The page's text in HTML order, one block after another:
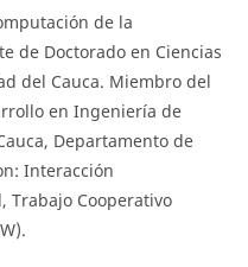
de la
de Doctorado en Ciencias
del Cauca. Miembro del
en Ingeniería de
Departamento de
Interacción
Trabajo Cooperativo